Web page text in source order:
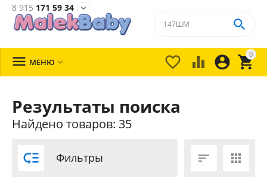
8 915 171 59 34 
0


 

 МЕНЮ 
Результаты поиска
Найдено товаров: 35
 Фильтры  